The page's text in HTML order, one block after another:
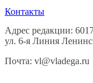
Контакты
Адрес редакции:
ул. 6-я Линия
Почта: vl@vladega.ru